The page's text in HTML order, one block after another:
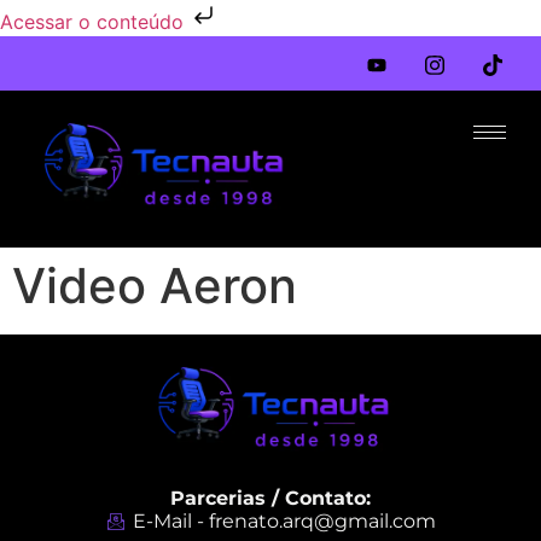
Acessar o conteúdo
Video Aeron
Parcerias / Contato:
E-Mail - frenato.arq@gmail.com